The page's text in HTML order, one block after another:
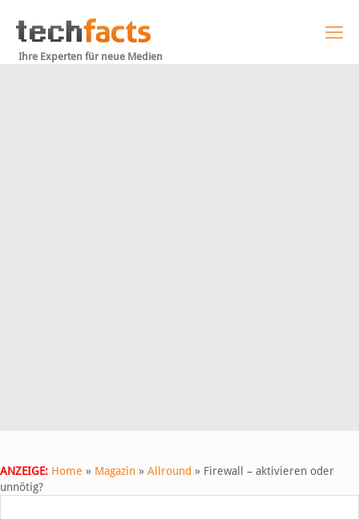
Ihre Experten für neue Medien
ANZEIGE: Home » Magazin » Allround » Firewall – aktivieren oder
unnötig?